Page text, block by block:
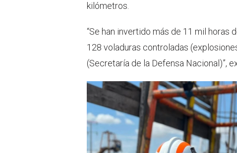
kilómetros.
“Se han invertido más de 11 mil horas
128 voladuras controladas
(Secretaría de la Defensa Nacional)”,